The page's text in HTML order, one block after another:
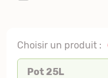
Choisir un produit :
Pot 25L